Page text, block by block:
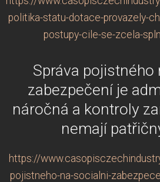
politika-statu-dotace-provazely-
postupy-cile-se-zcela-
Správa pojistného
zabezpečení je
náročná a kontroly
nemají
https://
pojistneho-na-socialni-